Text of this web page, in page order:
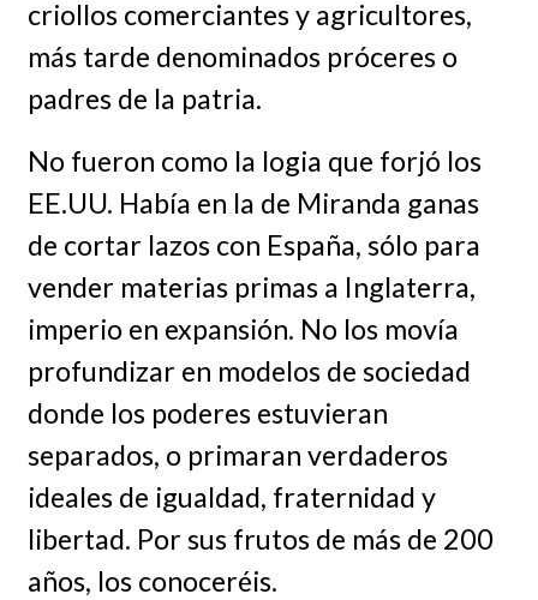
criollos comerciantes y agricultores,
más tarde denominados próceres o
padres de la patria.
No fueron como la logia que forjó los
EE.UU. Había en la de Miranda ganas
de cortar lazos con España, sólo para
vender materias primas a Inglaterra,
imperio en expansión. No los movía
profundizar en modelos de sociedad
donde los poderes estuvieran
separados, o primaran verdaderos
ideales de igualdad, fraternidad y
libertad. Por sus frutos de más de 200
años, los conoceréis.